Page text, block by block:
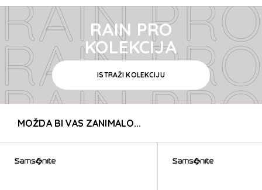
RAIN PRO
RAIN PRO
RAIN PRO
RAIN PRO
RAIN PRO
KOLEKCIJA
ISTRAŽI KOLEKCIJU
MOŽDA BI VAS ZANIMALO...